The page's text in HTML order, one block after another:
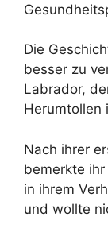
Die
besser zu
Labrador,
Herumtollen
Nach ihrer
bemerkte
in ihrem
und wollte